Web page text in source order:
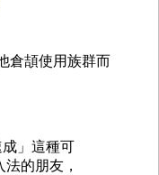
倉頡使用族群而
」這種可
的朋友，